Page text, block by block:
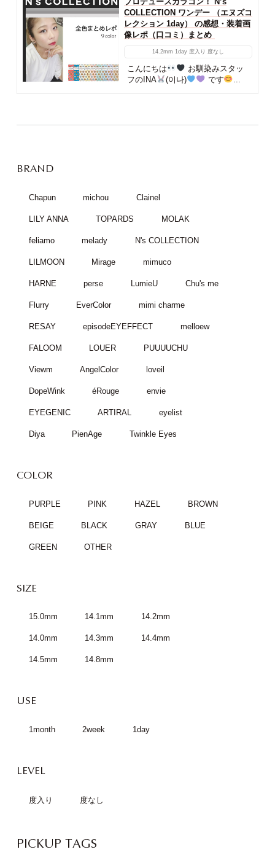
COLLECTION ワンデー （エヌズコ
レクション 1day） の感想・装着画
像レポ（口コミ）まとめ
14.2mm 1day 度入り 度なし
こんにちは
お馴染みスタッ
フのINA
(이나) です ...
BRAND
Chapun michou Clainel
LILY ANNA TOPARDS MOLAK
feliamo melady N's COLLECTION
LILMOON Mirage mimuco
HARNE perse LumieU Chu's me
Flurry EverColor mimi charme
RESAY episodeEYEFFECT melloew
FALOOM LOUER PUUUUCHU
Viewm AngelColor loveil
DopeWink éRouge envie
EYEGENIC ARTIRAL eyelist
Diya PienAge Twinkle Eyes
COLOR
PURPLE PINK HAZEL BROWN
BEIGE BLACK GRAY BLUE
GREEN OTHER
SIZE
15.0mm 14.1mm 14.2mm
14.0mm 14.3mm 14.4mm
14.5mm 14.8mm
USE
1month 2week 1day
LEVEL
度入り 度なし
PICKUP TAGS